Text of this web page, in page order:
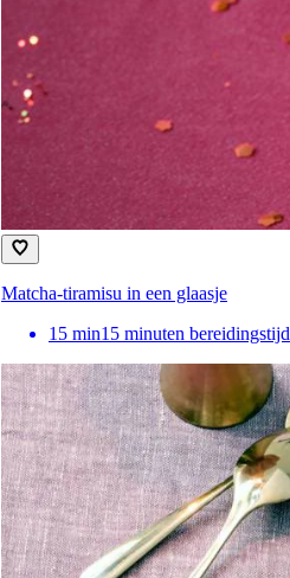
Matcha-tiramisu in een glaasje
15 min15 minuten bereidingstijd